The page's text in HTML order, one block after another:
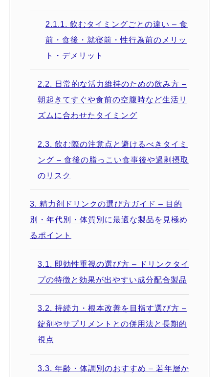
2.1.1. 飲むタイミングごとの違い – 食
前・食後・就寝前・性行為前のメリッ
ト・デメリット
2.2. 日常的な活力維持のための飲み方 –
朝起きてすぐや食前の空腹時など生活リ
ズムに合わせたタイミング
2.3. 飲む際の注意点と避けるべきタイミ
ング – 食後の脂っこい食事後や過剰摂取
のリスク
3. 精力剤ドリンクの選び方ガイド – 目的
別・年代別・体質別に最適な製品を見極め
るポイント
3.1. 即効性重視の選び方 – ドリンクタイ
プの特徴と効果が出やすい成分配合製品
3.2. 持続力・根本改善を目指す選び方 –
錠剤やサプリメントとの併用法と長期的
視点
3.3. 年齢・体調別のおすすめ – 若年層か